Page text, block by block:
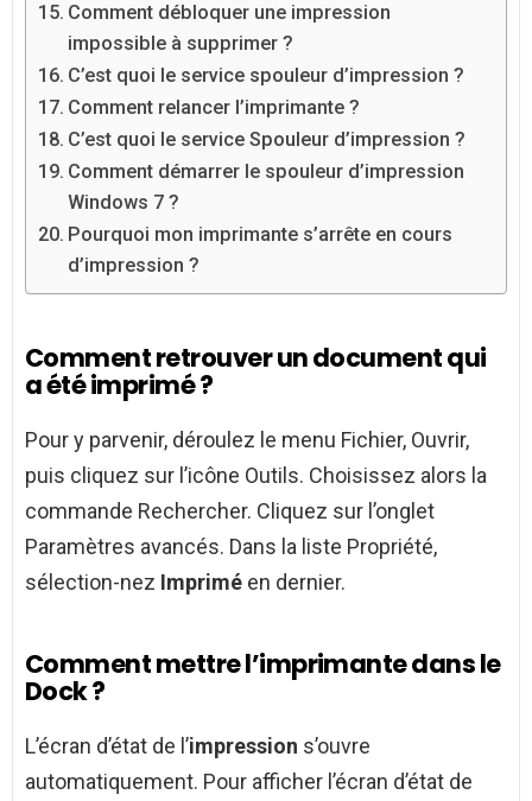
Comment débloquer une impression
impossible à supprimer ?
C’est quoi le service spouleur d’impression ?
Comment relancer l’imprimante ?
C’est quoi le service Spouleur d’impression ?
Comment démarrer le spouleur d’impression
Windows 7 ?
Pourquoi mon imprimante s’arrête en cours
d’impression ?
Comment retrouver un document qui
a été imprimé ?
Pour y parvenir, déroulez le menu Fichier, Ouvrir,
puis cliquez sur l’icône Outils. Choisissez alors la
commande Rechercher. Cliquez sur l’onglet
Paramètres avancés. Dans la liste Propriété,
sélection-nez Imprimé en dernier.
Comment mettre l’imprimante dans le
Dock ?
L’écran d’état de l’impression s’ouvre
automatiquement. Pour afficher l’écran d’état de